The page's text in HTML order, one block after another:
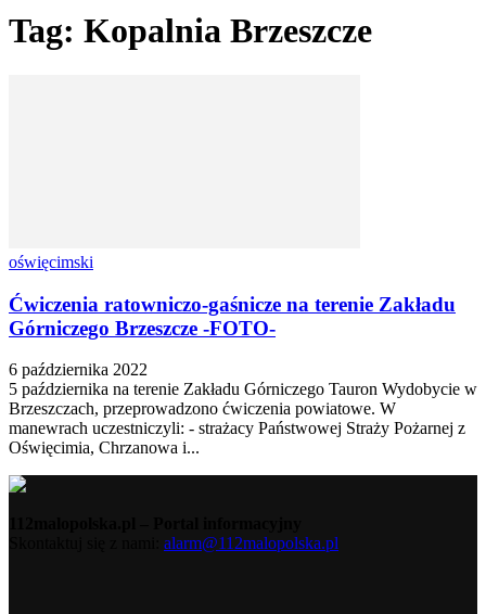
Tag: Kopalnia Brzeszcze
oświęcimski
Ćwiczenia ratowniczo-gaśnicze na terenie Zakładu
Górniczego Brzeszcze -FOTO-
6 października 2022
5 października na terenie Zakładu Górniczego Tauron Wydobycie w
Brzeszczach, przeprowadzono ćwiczenia powiatowe. W
manewrach uczestniczyli: - strażacy Państwowej Straży Pożarnej z
Oświęcimia, Chrzanowa i...
alarm@112malopolska.pl